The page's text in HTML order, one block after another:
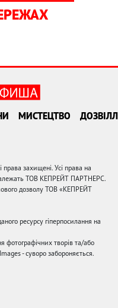
МИСТЕЦТВО
захищені. Усі права на
належать ТОВ КЕПРЕЙТ ПАРТНЕРС.
дозволу ТОВ «КЕПРЕЙТ
ресурсу гіперпосилання на
фотографічних творів та/або
- суворо забороняється.